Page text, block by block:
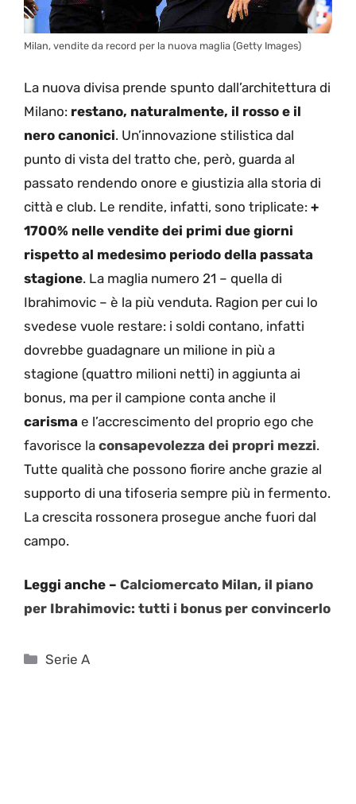
Milan, vendite da record per la nuova maglia (Getty Images)
La nuova divisa prende spunto dall’architettura di
Milano: restano, naturalmente, il rosso e il
nero canonici. Un’innovazione stilistica dal
punto di vista del tratto che, però, guarda al
passato rendendo onore e giustizia alla storia di
città e club. Le rendite, infatti, sono triplicate: +
1700% nelle vendite dei primi due giorni
rispetto al medesimo periodo della passata
stagione. La maglia numero 21 – quella di
Ibrahimovic – è la più venduta. Ragion per cui lo
svedese vuole restare: i soldi contano, infatti
dovrebbe guadagnare un milione in più a
stagione (quattro milioni netti) in aggiunta ai
bonus, ma per il campione conta anche il
carisma e l’accrescimento del proprio ego che
favorisce la consapevolezza dei propri mezzi.
Tutte qualità che possono fiorire anche grazie al
supporto di una tifoseria sempre più in fermento.
La crescita rossonera prosegue anche fuori dal
campo.
Leggi anche – Calciomercato Milan, il piano
per Ibrahimovic: tutti i bonus per convincerlo
Categorie
Serie A